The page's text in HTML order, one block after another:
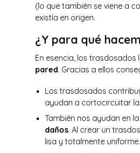
(lo que también se viene a
existía en origen.
¿Y para qué
En esencia, los trasdosados
pared. Gracias a ellos
Los trasdosados
ayudan a cortocircuitar
También nos ayudan en
daños. Al crear un
lisa y totalmente uniforme.